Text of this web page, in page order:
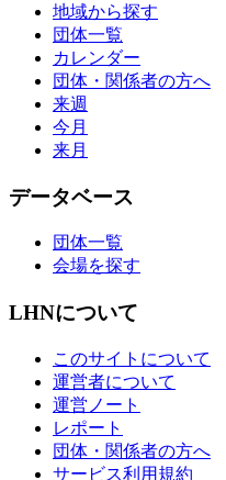
地域から探す
団体一覧
カレンダー
団体・関係者の方へ
来週
今月
来月
データベース
団体一覧
会場を探す
LHNについて
このサイトについて
運営者について
運営ノート
レポート
団体・関係者の方へ
サービス利用規約